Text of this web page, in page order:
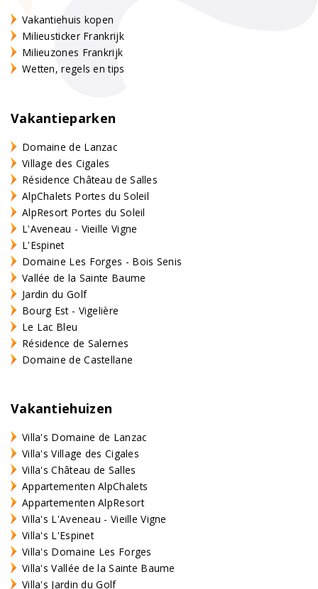
Vakantiehuis kopen
Milieusticker Frankrijk
Milieuzones Frankrijk
Wetten, regels en tips
Vakantieparken
Domaine de Lanzac
Village des Cigales
Résidence Château de Salles
AlpChalets Portes du Soleil
AlpResort Portes du Soleil
L'Aveneau - Vieille Vigne
L'Espinet
Domaine Les Forges - Bois Senis
Vallée de la Sainte Baume
Jardin du Golf
Bourg Est - Vigelière
Le Lac Bleu
Résidence de Salernes
Domaine de Castellane
Vakantiehuizen
Villa's Domaine de Lanzac
Villa's Village des Cigales
Villa's Château de Salles
Appartementen AlpChalets
Appartementen AlpResort
Villa's L'Aveneau - Vieille Vigne
Villa's L'Espinet
Villa's Domaine Les Forges
Villa's Vallée de la Sainte Baume
Villa's Jardin du Golf